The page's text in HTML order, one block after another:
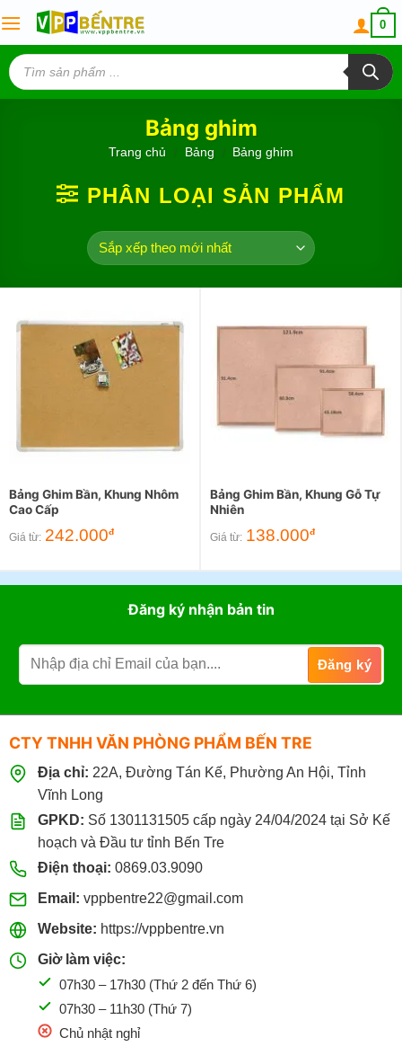
to
content
0
Tìm
kiếm
sản
phẩm
Bảng ghim
Trang chủ Bảng Bảng ghim
PHÂN LOẠI SẢN PHẨM
Bảng Ghim Bần, Khung Nhôm
Cao Cấp
Giá từ: 242.000đ
Bảng Ghim Bần, Khung Gỗ Tự
Nhiên
Giá từ: 138.000đ
Đăng ký nhận bản tin
CTY TNHH VĂN PHÒNG PHẨM BẾN TRE
Địa chỉ: 22A, Đường Tán Kế, Phường An Hội, Tỉnh
Vĩnh Long
GPKD: Số 1301131505 cấp ngày 24/04/2024 tại Sở Kế
hoạch và Đầu tư tỉnh Bến Tre
Điện thoại: 0869.03.9090
Email: vppbentre22@gmail.com
Website: https://vppbentre.vn
Giờ làm việc:
07h30 – 17h30 (Thứ 2 đến Thứ 6)
07h30 – 11h30 (Thứ 7)
Chủ nhật nghỉ